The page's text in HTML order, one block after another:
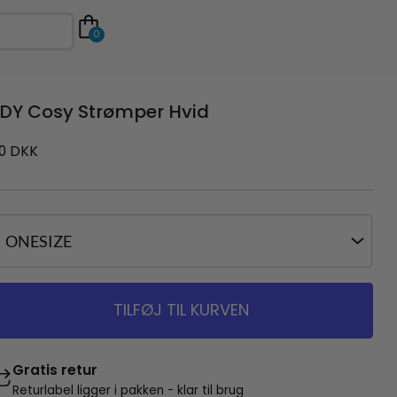
0
Cosy Strømper Hvid
DKK
TILFØJ TIL KURVEN
Gratis retur
Returlabel ligger i pakken - klar til brug